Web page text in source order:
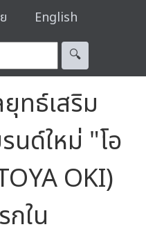
English
🔍︎
ทธ์เสริม
นด์ใหม่ "โอ
OKI)
กใน